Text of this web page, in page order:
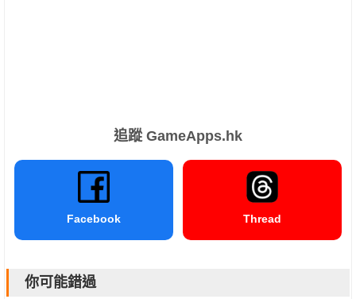
追蹤 GameApps.hk
Facebook Thread
你可能錯過